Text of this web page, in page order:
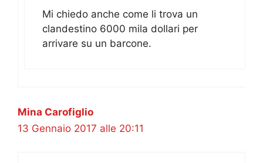
Mi chiedo anche come li trova un
clandestino 6000 mila dollari per
arrivare su un barcone.
Mina Carofiglio
13 Gennaio 2017 alle 20:11